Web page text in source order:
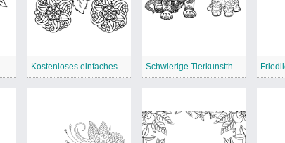
Kostenloses einfaches Mandala Schwierige Tierkunsttherapie